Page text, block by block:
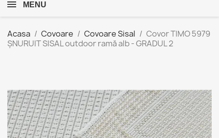
MENU
Acasa Covoare Covoare Sisal
Covor TIMO 5979
ȘNURUIT SISAL outdoor ramă alb - GRADUL 2